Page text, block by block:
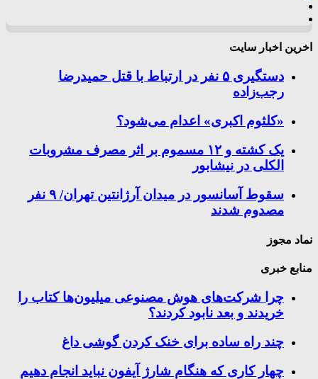
اخرین اخبار سایت
دستگیری ۵ نفر در ارتباط با قتل حمیدرضا
رجب‌زاده
«کلثوم اکبری» اعدام می‌شود؟
یک کشته و ۱۲ مسموم بر اثر مصرف مشروبات
الکلی در نیشابور
سقوط آسانسور در میدان آرژانتین تهران/ ۹ نفر
مصدوم شدند
نماد مجوز
منابع خبری
چرا شرکت‌های هوش مصنوعی میلیون‌ها کتاب را
خریدند و بعد نابود کردند؟
چند راه‌ ساده برای خنک کردن گوشی داغ
چهار کاری که هنگام شارژ آیفون نباید انجام دهیم